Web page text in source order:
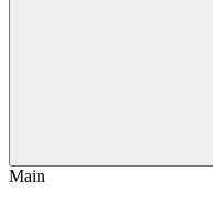
Main